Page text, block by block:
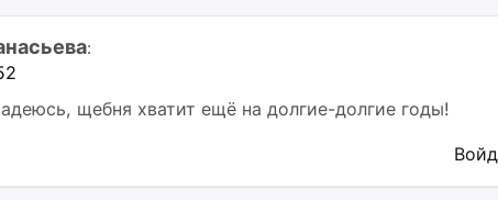
:
щебня хватит ещё на долгие-долгие годы!